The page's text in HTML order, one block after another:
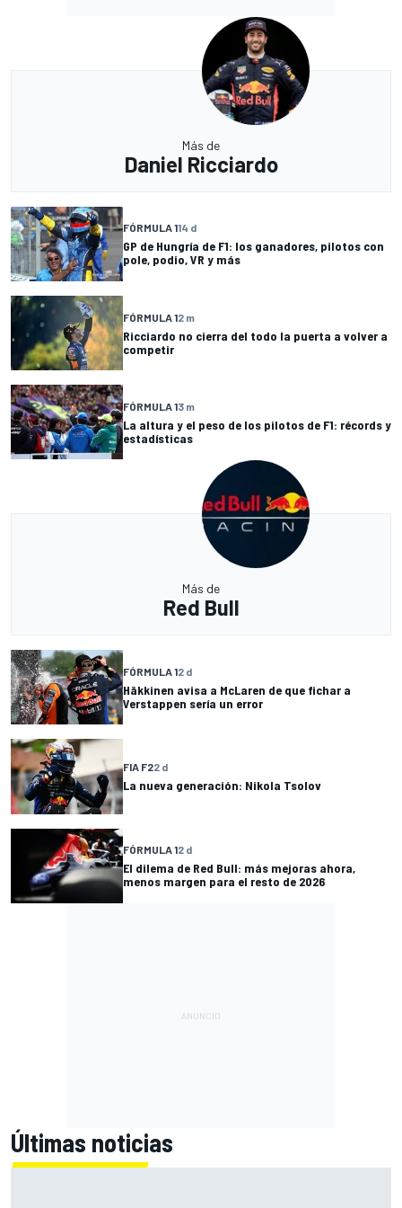
Más de
Daniel Ricciardo
FÓRMULA 114 d
GP de Hungría de F1: los ganadores, pilotos con
pole, podio, VR y más
FÓRMULA 12 m
Ricciardo no cierra del todo la puerta a volver a
competir
FÓRMULA 13 m
La altura y el peso de los pilotos de F1: récords y
estadísticas
Más de
Red Bull
FÓRMULA 12 d
Häkkinen avisa a McLaren de que fichar a
Verstappen sería un error
FIA F22 d
La nueva generación: Nikola Tsolov
FÓRMULA 12 d
El dilema de Red Bull: más mejoras ahora,
menos margen para el resto de 2026
Últimas noticias